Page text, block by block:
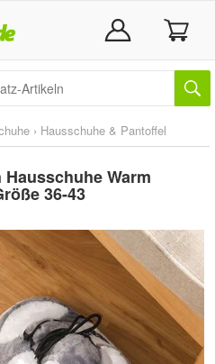
› Hausschuhe & Pantoffel
Warm
36-43